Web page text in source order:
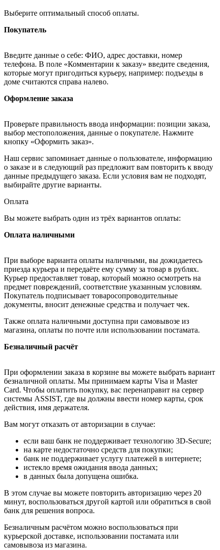
Выберите оптимальный способ оплаты.
Покупатель
Введите данные о себе: ФИО, адрес доставки, номер
телефона. В поле «Комментарии к заказу» введите сведения,
которые могут пригодиться курьеру, например: подъезды в
доме считаются справа налево.
Оформление заказа
Проверьте правильность ввода информации: позиции заказа,
выбор местоположения, данные о покупателе. Нажмите
кнопку «Оформить заказ».
Наш сервис запоминает данные о пользователе, информацию
о заказе и в следующий раз предложит вам повторить к вводу
данные предыдущего заказа. Если условия вам не подходят,
выбирайте другие варианты.
Оплата
Вы можете выбрать один из трёх вариантов оплаты:
Оплата наличными
При выборе варианта оплаты наличными, вы дожидаетесь
приезда курьера и передаёте ему сумму за товар в рублях.
Курьер предоставляет товар, который можно осмотреть на
предмет повреждений, соответствие указанным условиям.
Покупатель подписывает товаросопроводительные
документы, вносит денежные средства и получает чек.
Также оплата наличными доступна при самовывозе из
магазина, оплаты по почте или использовании постамата.
Безналичный расчёт
При оформлении заказа в корзине вы можете выбрать вариант
безналичной оплаты. Мы принимаем карты Visa и Master
Card. Чтобы оплатить покупку, вас перенаправит на сервер
системы ASSIST, где вы должны ввести номер карты, срок
действия, имя держателя.
Вам могут отказать от авторизации в случае:
если ваш банк не поддерживает технологию 3D-Secure;
на карте недостаточно средств для покупки;
банк не поддерживает услугу платежей в интернете;
истекло время ожидания ввода данных;
в данных была допущена ошибка.
В этом случае вы можете повторить авторизацию через 20
минут, воспользоваться другой картой или обратиться в свой
банк для решения вопроса.
Безналичным расчётом можно воспользоваться при
курьерской доставке, использовании постамата или
самовывоза из магазина.